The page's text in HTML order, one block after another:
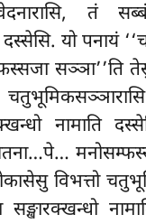
तं सब्बं
दस्सेसि. यो पनायं
सञ्ञा’’ति
नामाति
विभत्तो
सङ्खारक्खन्धो